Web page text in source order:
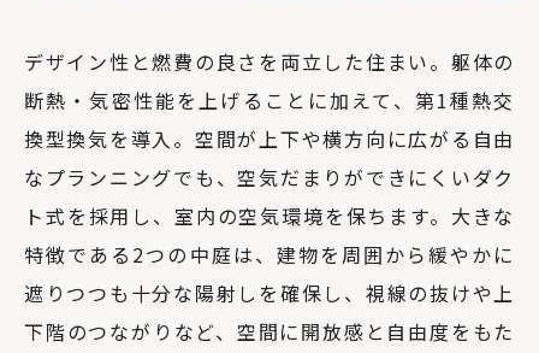
デザイン性と燃費の良さを両立した住まい。躯体の
断熱・気密性能を上げることに加えて、第1種熱交
換型換気を導入。空間が上下や横方向に広がる自由
なプランニングでも、空気だまりができにくいダク
ト式を採用し、室内の空気環境を保ちます。大きな
特徴である2つの中庭は、建物を周囲から緩やかに
遮りつつも十分な陽射しを確保し、視線の抜けや上
下階のつながりなど、空間に開放感と自由度をもた